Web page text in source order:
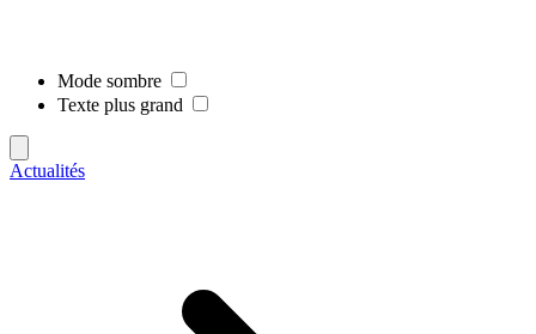
Mode sombre
Texte plus grand
Actualités